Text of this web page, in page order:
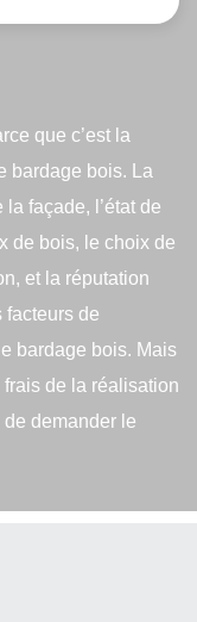
que c’est la
bardage bois. La
façade, l’état de
de bois, le choix de
et la réputation
facteurs de
bardage bois. Mais
de la réalisation
demander le